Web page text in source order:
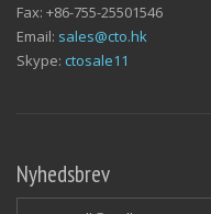
Fax: +86-755-25501546
Email: sales@cto.hk
Skype: ctosale11
Nyhedsbrev